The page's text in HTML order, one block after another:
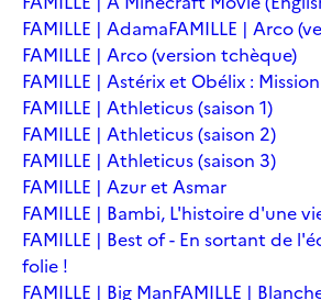
FAMILLE | AdamaFAMILLE | Arco
FAMILLE | Arco (version tchèque)
FAMILLE | Astérix et Obélix :
FAMILLE | Athleticus (saison 1)
FAMILLE | Athleticus (saison 2)
FAMILLE | Athleticus (saison 3)
FAMILLE | Azur et Asmar
FAMILLE | Bambi, L'histoire d'une
FAMILLE | Best of - En sortant de
folie !
FAMILLE | Big ManFAMILLE |